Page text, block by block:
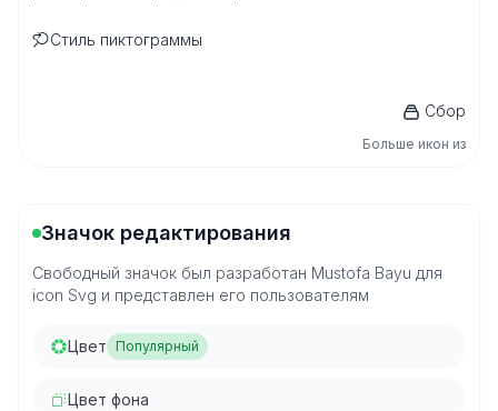
Стиль пиктограммы
Сбор
Больше икон из
Значок редактирования
Свободный значок был разработан Mustofa Bayu для
icon Svg и представлен его пользователям
Цвет Популярный
Цвет фона